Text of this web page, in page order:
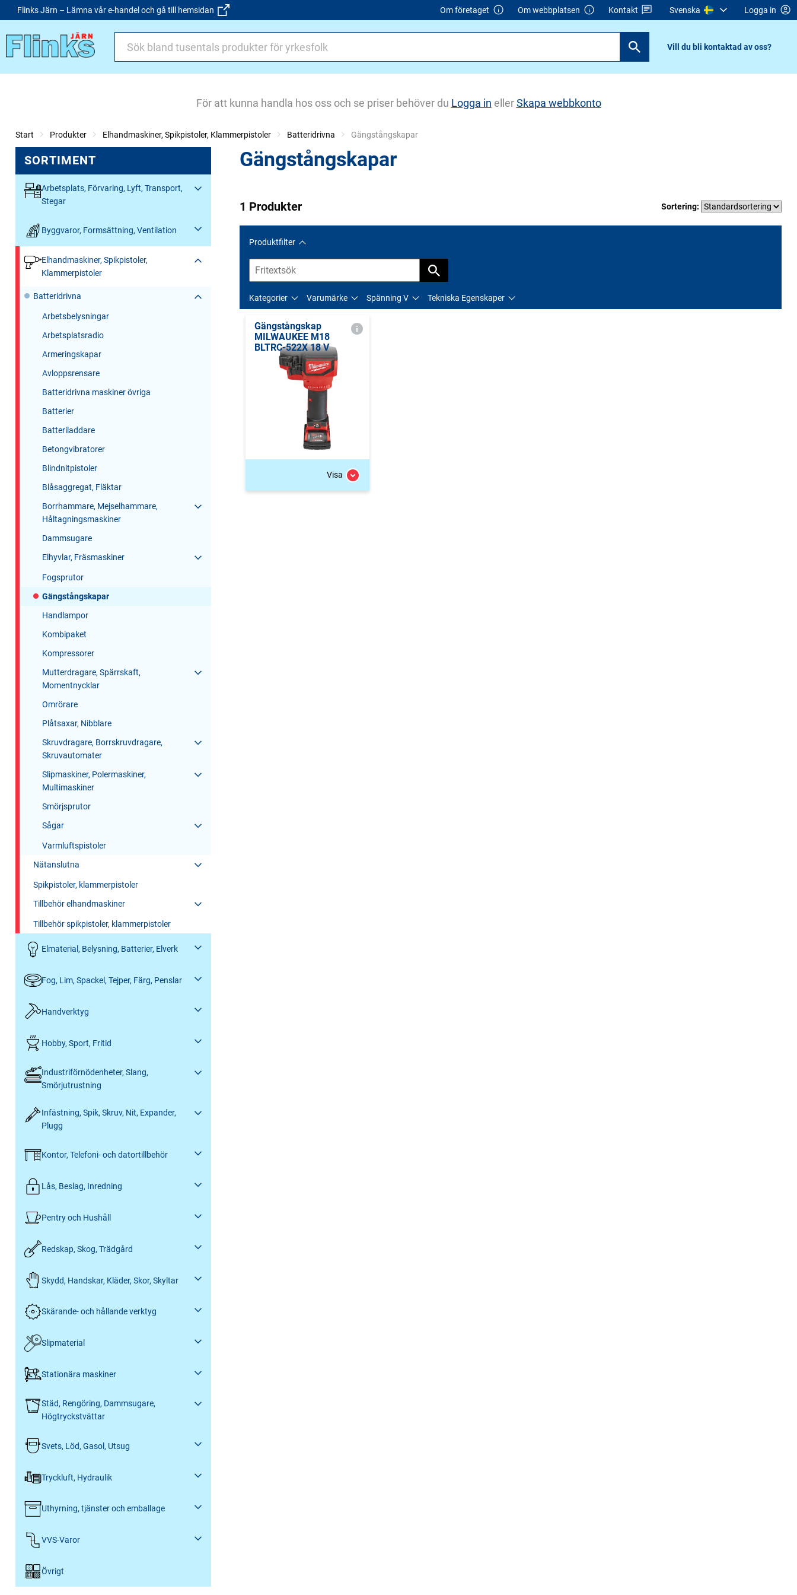
Flinks Järn – Lämna vår e-handel och gå till hemsidan Om företaget Om webbplatsen Kontakt Svenska Logga in
Vill du bli kontaktad av oss?
För att kunna handla hos oss och se priser behöver du Logga in ellerSkapa webbkonto
Start Produkter Elhandmaskiner, Spikpistoler, Klammerpistoler Batteridrivna Current:
Gängstångskapar
SORTIMENT
Arbetsplats, Förvaring, Lyft, Transport,
Stegar
Byggvaror, Formsättning, Ventilation
Elhandmaskiner, Spikpistoler,
Klammerpistoler
Batteridrivna
Arbetsbelysningar
Arbetsplatsradio
Armeringskapar
Avloppsrensare
Batteridrivna maskiner övriga
Batterier
Batteriladdare
Betongvibratorer
Blindnitpistoler
Blåsaggregat, Fläktar
Borrhammare, Mejselhammare,
Håltagningsmaskiner
Dammsugare
Elhyvlar, Fräsmaskiner
Fogsprutor
Gängstångskapar
Handlampor
Kombipaket
Kompressorer
Mutterdragare, Spärrskaft,
Momentnycklar
Omrörare
Plåtsaxar, Nibblare
Skruvdragare, Borrskruvdragare,
Skruvautomater
Slipmaskiner, Polermaskiner,
Multimaskiner
Smörjsprutor
Sågar
Varmluftspistoler
Nätanslutna
Spikpistoler, klammerpistoler
Tillbehör elhandmaskiner
Tillbehör spikpistoler, klammerpistoler
Elmaterial, Belysning, Batterier, Elverk
Fog, Lim, Spackel, Tejper, Färg, Penslar
Handverktyg
Hobby, Sport, Fritid
Industriförnödenheter, Slang,
Smörjutrustning
Infästning, Spik, Skruv, Nit, Expander,
Plugg
Kontor, Telefoni- och datortillbehör
Lås, Beslag, Inredning
Pentry och Hushåll
Redskap, Skog, Trädgård
Skydd, Handskar, Kläder, Skor, Skyltar
Skärande- och hållande verktyg
Slipmaterial
Stationära maskiner
Städ, Rengöring, Dammsugare,
Högtryckstvättar
Svets, Löd, Gasol, Utsug
Tryckluft, Hydraulik
Uthyrning, tjänster och emballage
VVS-Varor
Övrigt
Gängstångskapar
1 Produkter Sortering:
Produktfilter
Kategorier Varumärke Spänning V Tekniska Egenskaper
Gängstångskap
MILWAUKEE M18
BLTRC-522X 18 V
Visa